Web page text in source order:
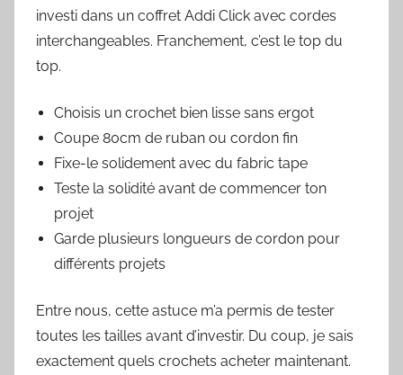
investi dans un coffret Addi Click avec cordes
interchangeables. Franchement, c’est le top du
top.
Choisis un crochet bien lisse sans ergot
Coupe 80cm de ruban ou cordon fin
Fixe-le solidement avec du fabric tape
Teste la solidité avant de commencer ton
projet
Garde plusieurs longueurs de cordon pour
différents projets
Entre nous, cette astuce m’a permis de tester
toutes les tailles avant d’investir. Du coup, je sais
exactement quels crochets acheter maintenant.